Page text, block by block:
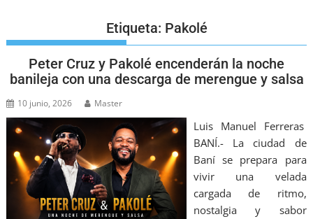
Etiqueta: Pakolé
Peter Cruz y Pakolé encenderán la noche
banileja con una descarga de merengue y salsa
10 junio, 2026 Master
Luis Manuel Ferreras
BANÍ.- La ciudad de
Baní se prepara para
vivir una velada
cargada de ritmo,
nostalgia y sabor